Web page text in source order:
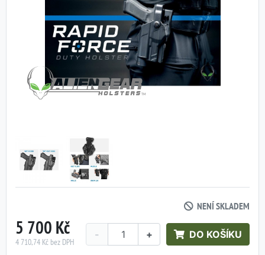
NENÍ SKLADEM
5 700 Kč
4 710,74 Kč bez DPH
+
- DO KOŠÍKU